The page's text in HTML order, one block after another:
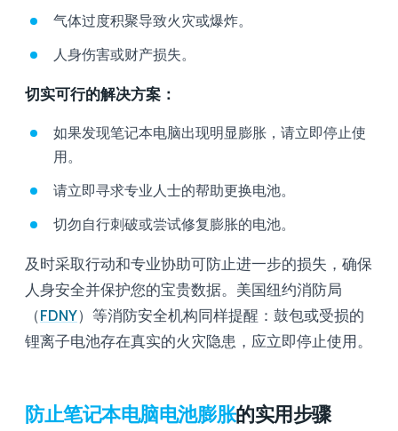
气体过度积聚导致火灾或爆炸。
人身伤害或财产损失。
切实可行的解决方案：
如果发现笔记本电脑出现明显膨胀，请立即停止使
用。
请立即寻求专业人士的帮助更换电池。
切勿自行刺破或尝试修复膨胀的电池。
及时采取行动和专业协助可防止进一步的损失，确保
人身安全并保护您的宝贵数据。美国纽约消防局
（FDNY）等消防安全机构同样提醒：鼓包或受损的
锂离子电池存在真实的火灾隐患，应立即停止使用。
防止笔记本电脑电池膨胀的实用步骤